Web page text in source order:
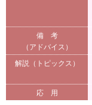
備 考
（アドバイス）
解説（トピックス）
応 用